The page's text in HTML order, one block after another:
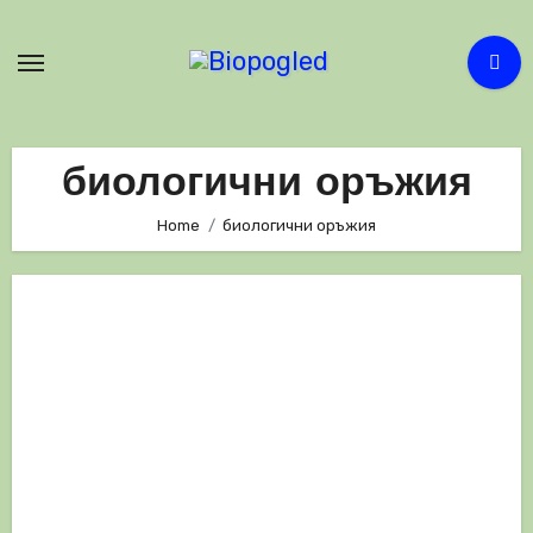
биологични оръжия
Home биологични оръжия